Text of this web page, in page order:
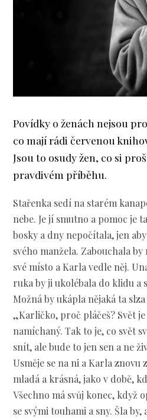
Povídky o ženách nejsou
co mají rádi červenou
Jsou to osudy žen, co si
pravdivém příběhu.
Stařenka sedí na starém
nebe. Je jí smutno a pomoc je
bosky a dny nepočítala, jen
svého manžela. Zabouchala
své místo a Karla vedle něj.
ruka by ji ukolébala do klidu a
Možná by ukápla nějaká ta
„Karličko, proč pláčeš? Svět
namíchaný. Tak to je, co svět
snít, ale bude to jen sen a ne
Usměje se na ni a Karla znovu
mladá a krásná, jako v době,
Všechno má svůj konec, když
se svými touhami a sny. Šla